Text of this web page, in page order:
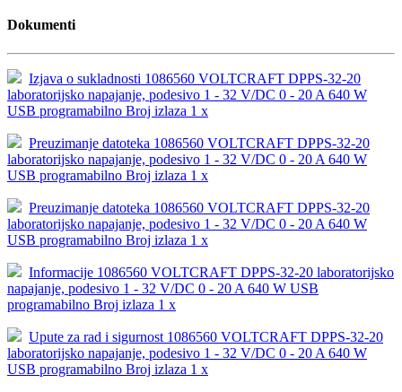
Dokumenti
Izjava o sukladnosti 1086560 VOLTCRAFT DPPS-32-20
laboratorijsko napajanje, podesivo 1 - 32 V/DC 0 - 20 A 640 W
USB programabilno Broj izlaza 1 x
Preuzimanje datoteka 1086560 VOLTCRAFT DPPS-32-20
laboratorijsko napajanje, podesivo 1 - 32 V/DC 0 - 20 A 640 W
USB programabilno Broj izlaza 1 x
Preuzimanje datoteka 1086560 VOLTCRAFT DPPS-32-20
laboratorijsko napajanje, podesivo 1 - 32 V/DC 0 - 20 A 640 W
USB programabilno Broj izlaza 1 x
Informacije 1086560 VOLTCRAFT DPPS-32-20 laboratorijsko
napajanje, podesivo 1 - 32 V/DC 0 - 20 A 640 W USB
programabilno Broj izlaza 1 x
Upute za rad i sigurnost 1086560 VOLTCRAFT DPPS-32-20
laboratorijsko napajanje, podesivo 1 - 32 V/DC 0 - 20 A 640 W
USB programabilno Broj izlaza 1 x